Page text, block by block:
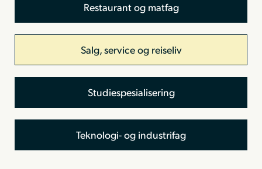
Restaurant og matfag
Salg, service og reiseliv
Studiespesialisering
Teknologi- og industrifag